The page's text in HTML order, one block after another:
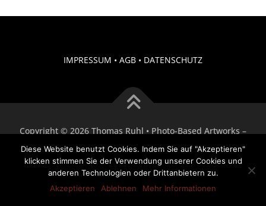
IMPRESSUM • AGB • DATENSCHUTZ
Copyright © 2026 Thomas Ruhl • Photo-Based Artworks –
OnePress Theme von FameThemes
Diese Website benutzt Cookies. Indem Sie auf "Akzeptieren"
klicken stimmen Sie der Verwendung unserer Cookies und
anderen Technologien oder Drittanbietern zu.
Akzeptieren
Ablehnen Mehr Informationen